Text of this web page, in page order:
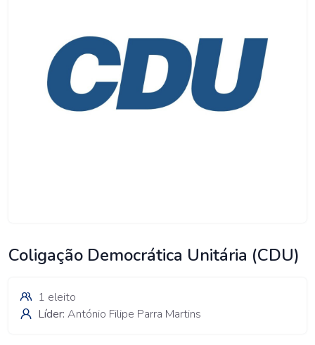
Coligação Democrática Unitária (CDU)
1 eleito
Líder: António Filipe Parra Martins